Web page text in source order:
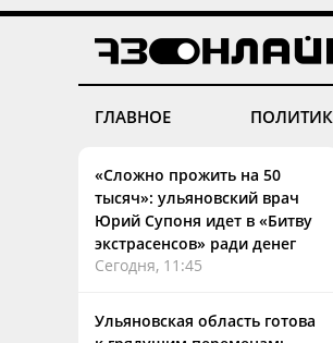
ГЛАВНОЕ
«Сложно прожить на 50
тысяч»: ульяновский врач
Юрий Супоня идет в «Битву
экстрасенсов» ради денег
Сегодня, 11:45
Ульяновская область готова